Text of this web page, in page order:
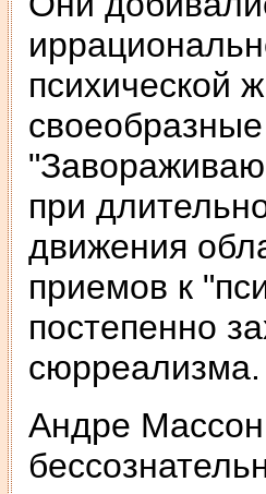
психической
при
движения
приемов к
постепенно
сюрреализма.
Андре